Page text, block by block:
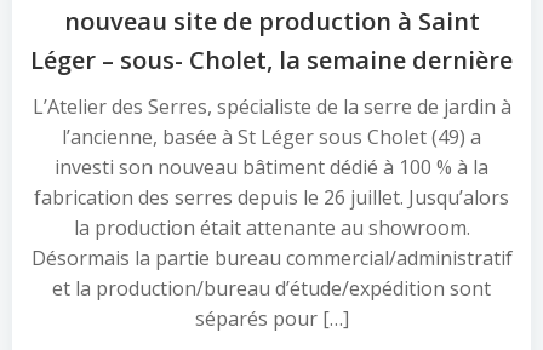
nouveau site de production à Saint
Léger – sous- Cholet, la semaine dernière
L’Atelier des Serres, spécialiste de la serre de jardin à
l’ancienne, basée à St Léger sous Cholet (49) a
investi son nouveau bâtiment dédié à 100 % à la
fabrication des serres depuis le 26 juillet. Jusqu’alors
la production était attenante au showroom.
Désormais la partie bureau commercial/administratif
et la production/bureau d’étude/expédition sont
séparés pour […]